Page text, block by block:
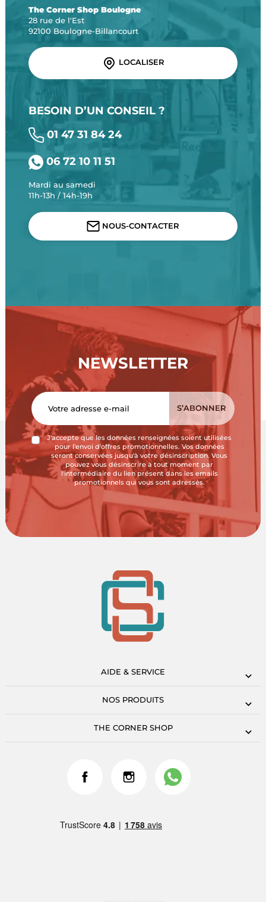
The Corner Shop Boulogne
28 rue de l'Est
92100 Boulogne-Billancourt
LOCALISER
BESOIN D’UN CONSEIL ?
01 47 31 84 24
06 72 10 11 51
Mardi au samedi
11h-13h / 14h-19h
NOUS-CONTACTER
NEWSLETTER
J'accepte que les données renseignées soient utilisées
pour l'envoi d'offres promotionnelles. Vos données
seront conservées jusqu'à votre désinscription. Vous
pouvez vous désinscrire à tout moment par
l'intermédiaire du lien présent dans les emails
promotionnels qui vous sont adressés.
AIDE & SERVICE
NOS PRODUITS
THE CORNER SHOP